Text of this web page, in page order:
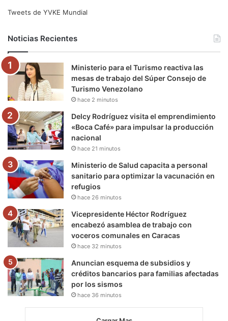
e
o
o
t
e
r
b
e
g
r
a
m
r
a
k
Tweets de YVKE Mundial
Noticias Recientes
Ministerio para el Turismo reactiva las
mesas de trabajo del Súper Consejo de
Turismo Venezolano
hace 2 minutos
Delcy Rodríguez visita el emprendimiento
«Boca Café» para impulsar la producción
nacional
hace 21 minutos
Ministerio de Salud capacita a personal
sanitario para optimizar la vacunación en
refugios
hace 26 minutos
Vicepresidente Héctor Rodríguez
encabezó asamblea de trabajo con
voceros comunales en Caracas
hace 32 minutos
Anuncian esquema de subsidios y
créditos bancarios para familias afectadas
por los sismos
hace 36 minutos